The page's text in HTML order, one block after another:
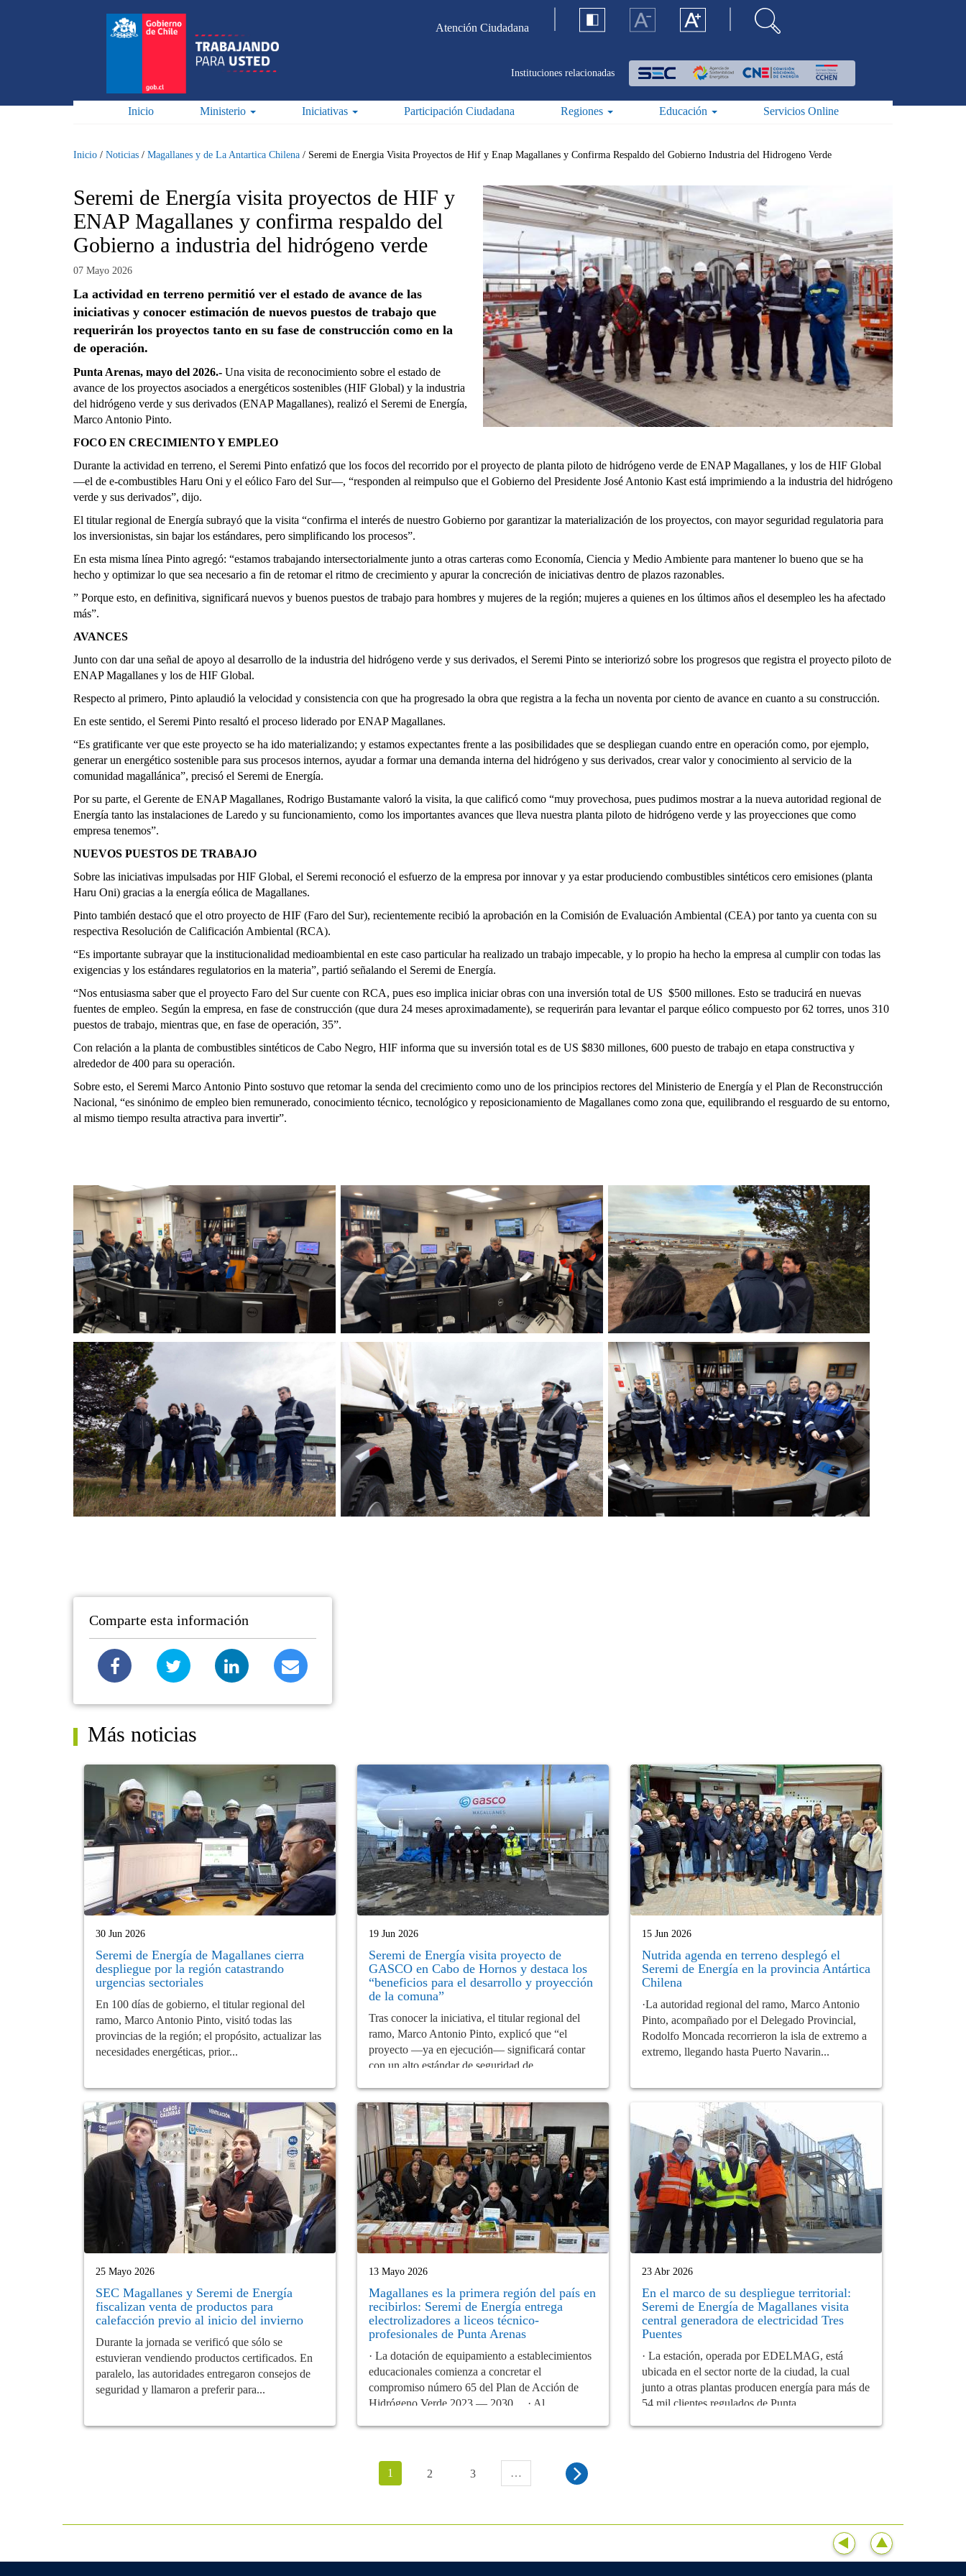
Atención Ciudadana
Instituciones relacionadas
Inicio Ministerio Iniciativas Participación Ciudadana Regiones Educación Servicios Online
Inicio / Noticias / Magallanes y de La Antartica Chilena / Seremi de Energia Visita Proyectos de Hif y Enap Magallanes y Confirma Respaldo del Gobierno Industria del Hidrogeno Verde
Seremi de Energía visita proyectos de HIF y
ENAP Magallanes y confirma respaldo del
Gobierno a industria del hidrógeno verde
07 Mayo 2026
La actividad en terreno permitió ver el estado de avance de las
iniciativas y conocer estimación de nuevos puestos de trabajo que
requerirán los proyectos tanto en su fase de construcción como en la
de operación.
Punta Arenas, mayo del 2026.- Una visita de reconocimiento sobre el estado de
avance de los proyectos asociados a energéticos sostenibles (HIF Global) y la industria
del hidrógeno verde y sus derivados (ENAP Magallanes), realizó el Seremi de Energía,
Marco Antonio Pinto.
FOCO EN CRECIMIENTO Y EMPLEO
Durante la actividad en terreno, el Seremi Pinto enfatizó que los focos del recorrido por el proyecto de planta piloto de hidrógeno verde de ENAP Magallanes, y los de HIF Global
―el de e-combustibles Haru Oni y el eólico Faro del Sur―, “responden al reimpulso que el Gobierno del Presidente José Antonio Kast está imprimiendo a la industria del hidrógeno
verde y sus derivados”, dijo.
El titular regional de Energía subrayó que la visita “confirma el interés de nuestro Gobierno por garantizar la materialización de los proyectos, con mayor seguridad regulatoria para
los inversionistas, sin bajar los estándares, pero simplificando los procesos”.
En esta misma línea Pinto agregó: “estamos trabajando intersectorialmente junto a otras carteras como Economía, Ciencia y Medio Ambiente para mantener lo bueno que se ha
hecho y optimizar lo que sea necesario a fin de retomar el ritmo de crecimiento y apurar la concreción de iniciativas dentro de plazos razonables.
” Porque esto, en definitiva, significará nuevos y buenos puestos de trabajo para hombres y mujeres de la región; mujeres a quienes en los últimos años el desempleo les ha afectado
más”.
AVANCES
Junto con dar una señal de apoyo al desarrollo de la industria del hidrógeno verde y sus derivados, el Seremi Pinto se interiorizó sobre los progresos que registra el proyecto piloto de
ENAP Magallanes y los de HIF Global.
Respecto al primero, Pinto aplaudió la velocidad y consistencia con que ha progresado la obra que registra a la fecha un noventa por ciento de avance en cuanto a su construcción.
En este sentido, el Seremi Pinto resaltó el proceso liderado por ENAP Magallanes.
“Es gratificante ver que este proyecto se ha ido materializando; y estamos expectantes frente a las posibilidades que se despliegan cuando entre en operación como, por ejemplo,
generar un energético sostenible para sus procesos internos, ayudar a formar una demanda interna del hidrógeno y sus derivados, crear valor y conocimiento al servicio de la
comunidad magallánica”, precisó el Seremi de Energía.
Por su parte, el Gerente de ENAP Magallanes, Rodrigo Bustamante valoró la visita, la que calificó como “muy provechosa, pues pudimos mostrar a la nueva autoridad regional de
Energía tanto las instalaciones de Laredo y su funcionamiento, como los importantes avances que lleva nuestra planta piloto de hidrógeno verde y las proyecciones que como
empresa tenemos”.
NUEVOS PUESTOS DE TRABAJO
Sobre las iniciativas impulsadas por HIF Global, el Seremi reconoció el esfuerzo de la empresa por innovar y ya estar produciendo combustibles sintéticos cero emisiones (planta
Haru Oni) gracias a la energía eólica de Magallanes.
Pinto también destacó que el otro proyecto de HIF (Faro del Sur), recientemente recibió la aprobación en la Comisión de Evaluación Ambiental (CEA) por tanto ya cuenta con su
respectiva Resolución de Calificación Ambiental (RCA).
“Es importante subrayar que la institucionalidad medioambiental en este caso particular ha realizado un trabajo impecable, y lo propio ha hecho la empresa al cumplir con todas las
exigencias y los estándares regulatorios en la materia”, partió señalando el Seremi de Energía.
“Nos entusiasma saber que el proyecto Faro del Sur cuente con RCA, pues eso implica iniciar obras con una inversión total de US $500 millones. Esto se traducirá en nuevas
fuentes de empleo. Según la empresa, en fase de construcción (que dura 24 meses aproximadamente), se requerirán para levantar el parque eólico compuesto por 62 torres, unos 310
puestos de trabajo, mientras que, en fase de operación, 35”.
Con relación a la planta de combustibles sintéticos de Cabo Negro, HIF informa que su inversión total es de US $830 millones, 600 puesto de trabajo en etapa constructiva y
alrededor de 400 para su operación.
Sobre esto, el Seremi Marco Antonio Pinto sostuvo que retomar la senda del crecimiento como uno de los principios rectores del Ministerio de Energía y el Plan de Reconstrucción
Nacional, “es sinónimo de empleo bien remunerado, conocimiento técnico, tecnológico y reposicionamiento de Magallanes como zona que, equilibrando el resguardo de su entorno,
al mismo tiempo resulta atractiva para invertir”.
Comparte esta información
Más noticias
30 Jun 2026
Seremi de Energía de Magallanes cierra
despliegue por la región catastrando
urgencias sectoriales
En 100 días de gobierno, el titular regional del
ramo, Marco Antonio Pinto, visitó todas las
provincias de la región; el propósito, actualizar las
necesidades energéticas, prior...
19 Jun 2026
Seremi de Energía visita proyecto de
GASCO en Cabo de Hornos y destaca los
“beneficios para el desarrollo y proyección
de la comuna”
Tras conocer la iniciativa, el titular regional del
ramo, Marco Antonio Pinto, explicó que “el
proyecto —ya en ejecución— significará contar
con un alto estándar de seguridad de...
15 Jun 2026
Nutrida agenda en terreno desplegó el
Seremi de Energía en la provincia Antártica
Chilena
·La autoridad regional del ramo, Marco Antonio
Pinto, acompañado por el Delegado Provincial,
Rodolfo Moncada recorrieron la isla de extremo a
extremo, llegando hasta Puerto Navarin...
25 Mayo 2026
SEC Magallanes y Seremi de Energía
fiscalizan venta de productos para
calefacción previo al inicio del invierno
Durante la jornada se verificó que sólo se
estuvieran vendiendo productos certificados. En
paralelo, las autoridades entregaron consejos de
seguridad y llamaron a preferir para...
13 Mayo 2026
Magallanes es la primera región del país en
recibirlos: Seremi de Energía entrega
electrolizadores a liceos técnico-
profesionales de Punta Arenas
· La dotación de equipamiento a establecimientos
educacionales comienza a concretar el
compromiso número 65 del Plan de Acción de
Hidrógeno Verde 2023 — 2030. · Al...
23 Abr 2026
En el marco de su despliegue territorial:
Seremi de Energía de Magallanes visita
central generadora de electricidad Tres
Puentes
· La estación, operada por EDELMAG, está
ubicada en el sector norte de la ciudad, la cual
junto a otras plantas producen energía para más de
54 mil clientes regulados de Punta...
1 2 3 …